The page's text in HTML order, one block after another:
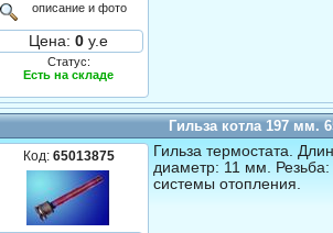
описание и фото
Цена: 0 у.е
Статус:
Есть на складе
Гильза котла 197 мм.
Код: 65013875
Гильза термостата.
диаметр: 11 мм.
системы отопления.